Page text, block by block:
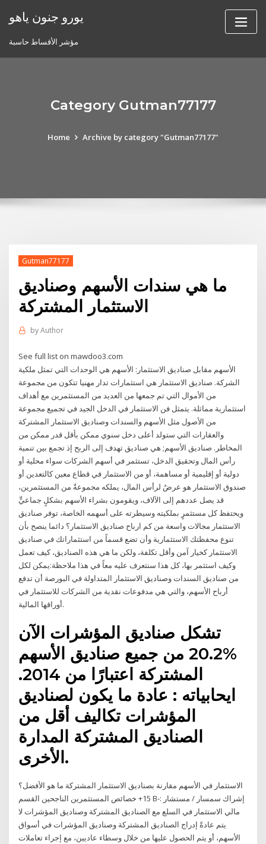
يورو جنون ياهو
مؤشر الأقساط حاسبة
Category Gutman77177
Home Archive by category "Gutman77177"
Gutman77177
ما هي سندات الأسهم وصناديق
الاستثمار المشتركة
byAuthor
See full list on mawdoo3.com
الأسهم مقابل صناديق الاستثمار: الأسهم هي الوحدات التي تمثل ملكية
الشركة. صناديق الاستثمار هي استثمارات تدار مهنيا تتكون من مجموعة
من الأموال التي تم جمعها من العديد من المستثمرين مع أهداف
استثمارية مماثلة. يتمثل فن الاستثمار في الدخل الجيد في تجميع مجموعة
من الأصول مثل الأسهم والسندات وصناديق الاستثمار المشتركة
والعقارات التي ستولد أعلى دخل سنوي ممكن بأقل قدر ممكن من
المخاطر. صناديق الأسهم; هي صناديق تهدف إلى الربح إذ تجمع بين تنمية
رأس المال وتحقيق الدخل، تستثمر في أسهم الشركات سواء محلية أو
دولية أو إقليمية أو مساهمة، أو من الاستثمار في قطاع معين كالتعدين أو
صندوق الاستثمار هو عرضٌ لرأس المال، يملكه مجموعةٌ من المستثمرين،
قد يصل عددهم إلى الآلاف، ويقومون بشراء الأسهم بشكلٍ جماعيٍّ
ويحتفظ كل مستثمرٍ بملكيته وسيطرته على أسهمه الخاصة، توفر صناديق
الاستثمار مجالات واسعة من كم ارباح صناديق الاستثمار؟ دائما ينصح بأن
تنوع محفظتك الاستثمارية وأن تضع قسماً من استثماراتك في صناديق
الاستثمار كخيار آمن وأقل تكلفة، ولكن ما هي هذه الصناديق، كيف تعمل
وكيف استثمر بها، كل هذا سنتعرف عليه معاً في هذا ملاحظة:يمكن لكل
من صناديق السندات وصناديق الاستثمار المتداولة في البورصة أن تدفع
أرباح الأسهم، والتي هي مدفوعات نقدية من الشركات للاستثمار في
أوراقها المالية.
تشكل صناديق المؤشرات الآن
%20.2 من جميع صناديق الأسهم
المشتركة اعتبارًا من 2014.
ايحابياته : عادة ما يكون لصناديق
المؤشرات تكاليف أقل من
الصناديق المشتركة المدارة
الأخرى.
الاستثمار في الأسهم مقارنة بصناديق الاستثمار المشتركة ما هو الأفضل؟
15+ خصائص المستثمرين الناجحين القسم B-: إشراك سمسار / مستشار
مالي الاستثمار في السلع مع الصناديق المشتركة وصناديق المؤشرات لا
يتم عادةً إدراج الصناديق المشتركة وصناديق المؤشرات في أسواق
الأسهم، أو يتم الحصول عليها من خلال وسطاء عاديين، مع إجراء تعاملات